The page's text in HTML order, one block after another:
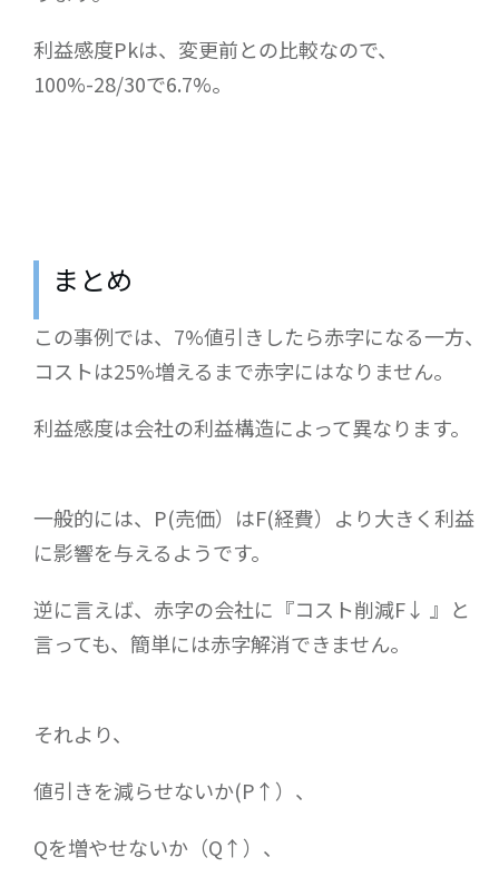
利益感度Pkは、変更前との比較なので、
100%-28/30で6.7%。
まとめ
この事例では、7%値引きしたら赤字になる一方、
コストは25%増えるまで赤字にはなりません。
利益感度は会社の利益構造によって異なります。
一般的には、P(売価）はF(経費）より大きく利益
に影響を与えるようです。
逆に言えば、赤字の会社に『コスト削減F↓ 』と
言っても、簡単には赤字解消できません。
それより、
値引きを減らせないか(P↑）、
Qを増やせないか（Q↑）、